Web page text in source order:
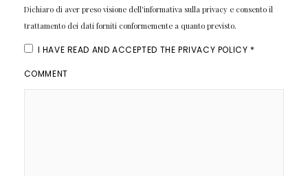
Dichiaro di aver preso visione dell'informativa sulla privacy e consento il
trattamento dei dati forniti conformemente a quanto previsto.
I HAVE READ AND ACCEPTED THE PRIVACY POLICY *
COMMENT